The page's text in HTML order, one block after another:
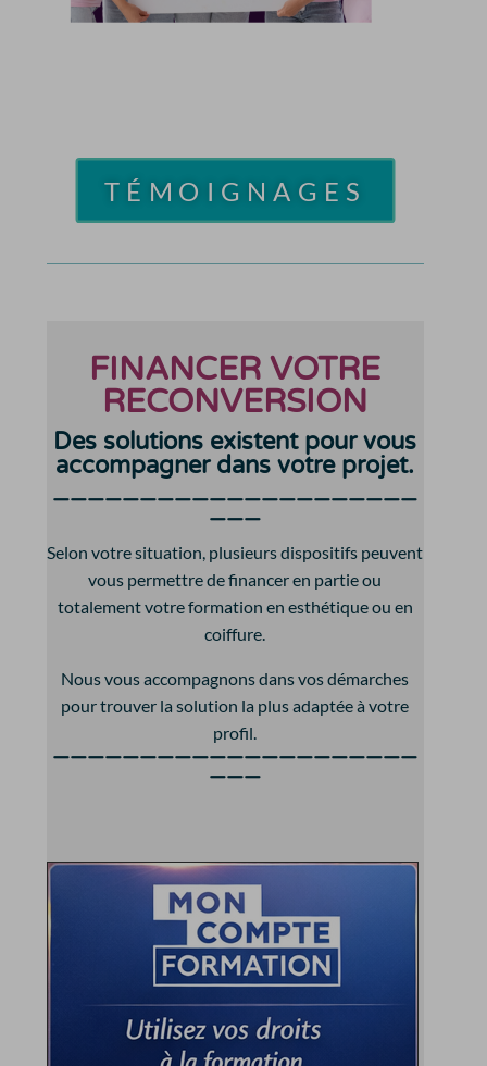
TÉMOIGNAGES
FINANCER VOTRE
RECONVERSION
Des solutions existent pour vous
accompagner dans votre projet.
—————————————————————
———
Selon votre situation, plusieurs dispositifs peuvent
vous permettre de financer en partie ou
totalement votre formation en esthétique ou en
coiffure.
Nous vous accompagnons dans vos démarches
pour trouver la solution la plus adaptée à votre
profil.
—————————————————————
———